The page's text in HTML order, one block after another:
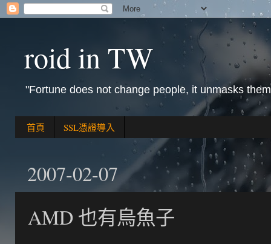
roid in TW
"Fortune does not change people, it unmasks
首頁 SSL憑證導入
2007-02-07
AMD 也有烏魚子